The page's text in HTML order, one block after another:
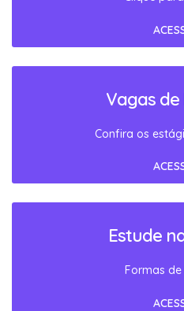
Vagas de
Confira os
Estude
Formas de